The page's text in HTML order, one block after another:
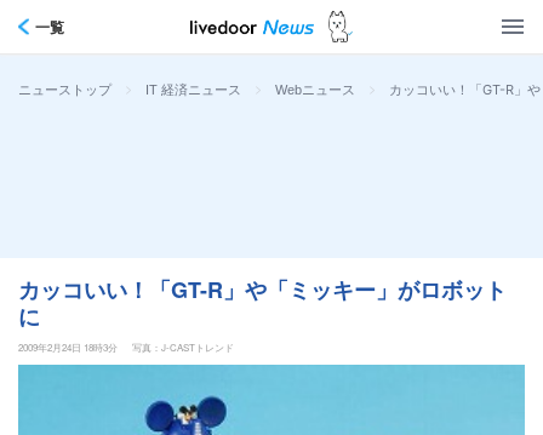
一覧
ニューストップ > IT 経済ニュース > Webニュース > カッコいい！「GT-R」
カッコいい！「GT-R」や「ミッキー」がロボット
に
2009年2月24日 18時3分 写真：J-CASTトレンド